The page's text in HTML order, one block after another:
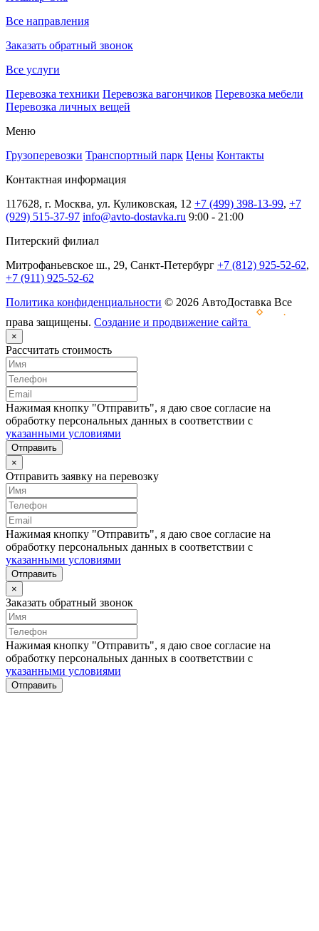
Все направления
Заказать обратный звонок
Все услуги
Перевозка техники Перевозка вагончиков Перевозка мебели
Перевозка личных вещей
Меню
Грузоперевозки Транспортный парк Цены Контакты
Контактная информация
117628, г. Москва, ул. Куликовская, 12 +7 (499) 398-13-99, +7
(929) 515-37-97 info@avto-dostavka.ru 9:00 - 21:00
Питерский филиал
Митрофаньевское ш., 29, Санкт-Петербург +7 (812) 925-52-62,
+7 (911) 925-52-62
Политика конфиденциальности © 2026 АвтоДоставка Все
права защищены. Создание и продвижение сайта
×
Рассчитать стоимость
Нажимая кнопку "Отправить", я даю свое согласие на
обработку персональных данных в соответствии с
указанными условиями
Отправить
×
Отправить заявку на перевозку
Нажимая кнопку "Отправить", я даю свое согласие на
обработку персональных данных в соответствии с
указанными условиями
Отправить
×
Заказать обратный звонок
Нажимая кнопку "Отправить", я даю свое согласие на
обработку персональных данных в соответствии с
указанными условиями
Отправить